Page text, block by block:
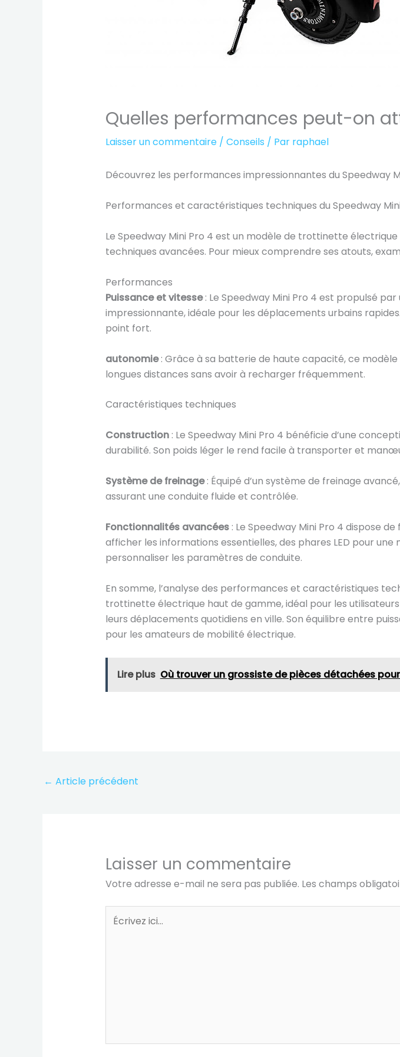
Quelles performances peut-on
Laisser un commentaire / Conseils / Par raphael
Découvrez les performances impressionnantes du Speedway
Performances et caractéristiques techniques du Speedway
Le Speedway Mini Pro 4 est un modèle de trottinette
techniques avancées. Pour mieux comprendre ses atouts,
Performances
Puissance et vitesse: Le Speedway Mini Pro 4 est propulsé
impressionnante, idéale pour les déplacements urbains
point fort.
autonomie: Grâce à sa batterie de haute capacité, ce
longues distances sans avoir à recharger fréquemment.
Caractéristiques techniques
Construction: Le Speedway Mini Pro 4 bénéficie d’une
durabilité. Son poids léger le rend facile à transporter et
Système de freinage: Équipé d’un système de freinage
assurant une conduite fluide et contrôlée.
Fonctionnalités avancées: Le Speedway Mini Pro 4 dispose
afficher les informations essentielles, des phares LED pour
personnaliser les paramètres de conduite.
En somme, l’analyse des performances et caractéristiques
trottinette électrique haut de gamme, idéal pour les
leurs déplacements quotidiens en ville. Son équilibre entre
pour les amateurs de mobilité électrique.
Lire plus Où trouver un grossiste de pièces détachées
← Article précédent
Laisser un commentaire
Votre adresse e-mail ne sera pas publiée. Les champs
Écrivez
ici…